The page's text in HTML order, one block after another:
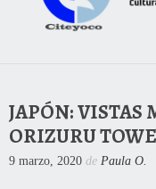
JAPÓN: VISTAS
ORIZURU
9 marzo, 2020 de Paula O.